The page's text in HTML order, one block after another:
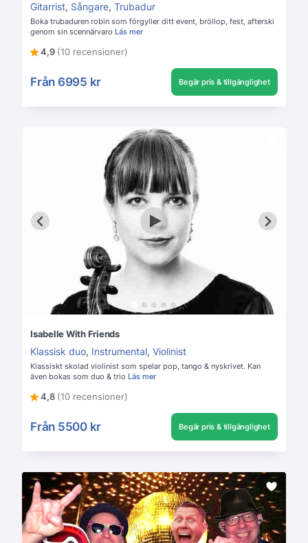
Gitarrist, Sångare, Trubadur
Boka trubaduren robin som förgyller ditt event, bröllop, fest, afterski
genom sin scennärvaro Läs mer
4,9 (10 recensioner)
Från 6995 kr Begär pris & tillgänglighet
Isabelle With Friends
Klassisk duo, Instrumental, Violinist
Klassiskt skolad violinist som spelar pop, tango & nyskrivet. Kan
även bokas som duo & trio Läs mer
4,8 (10 recensioner)
Från 5500 kr Begär pris & tillgänglighet